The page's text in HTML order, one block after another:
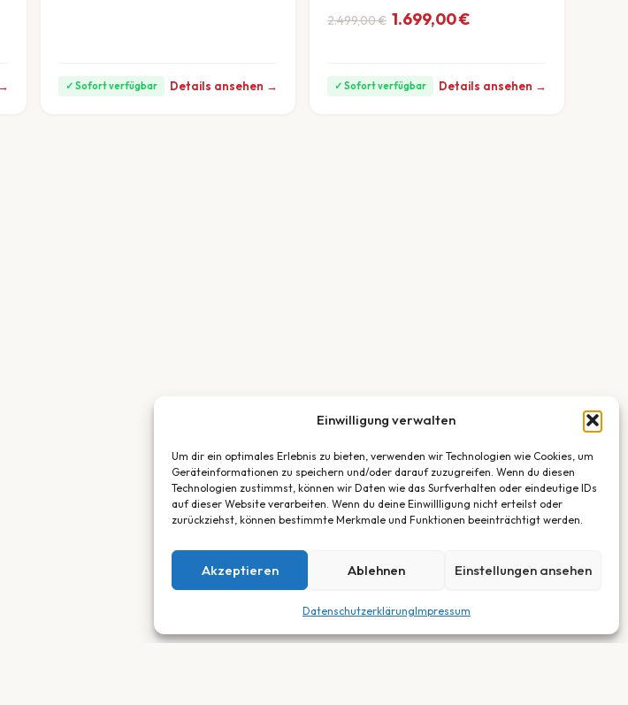
Einwilligung verwalten
Um dir ein optimales Erlebnis zu bieten, verwenden wir Technologien wie Cookies, um
Geräteinformationen zu speichern und/oder darauf zuzugreifen. Wenn du diesen
Technologien zustimmst, können wir Daten wie das Surfverhalten oder eindeutige IDs
auf dieser Website verarbeiten. Wenn du deine Einwillligung nicht erteilst oder
zurückziehst, können bestimmte Merkmale und Funktionen beeinträchtigt werden.
Akzeptieren Ablehnen Einstellungen ansehen
DatenschutzerklärungImpressum
€
✓ Sofort verfügbar Details ansehen →
2.499,00€
Ursprünglicher Preis war: 2.499,00 €
1.699,00€
Aktueller Preis ist: 1.699,00 €.
✓ Sofort verfügbar Details ansehen →